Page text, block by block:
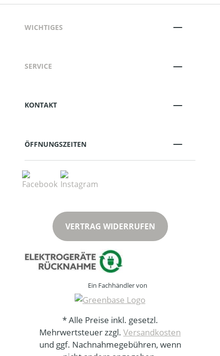
WICHTIGES
SERVICE
KONTAKT
ÖFFNUNGSZEITEN
VERTRAG WIDERRUFEN
Ein Fachhändler von
* Alle Preise inkl. gesetzl.
Mehrwertsteuer zzgl. Versandkosten
und ggf. Nachnahmegebühren, wenn